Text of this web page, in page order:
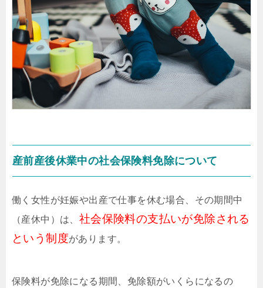
産前産後休業中の社会保険料免除について
働く女性が妊娠や出産で仕事を休む場合、その期間中
（産休中）は、 社会保険料の支払いが免除される
という制度があります。
保険料が免除になる期間、免除額がいくらになるの